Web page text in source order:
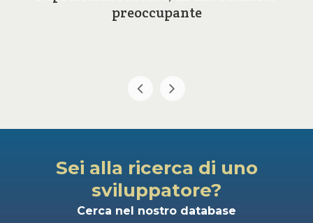
preoccupante
Sei alla ricerca di uno
sviluppatore?
Cerca nel nostro database